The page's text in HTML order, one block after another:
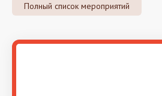
Полный список мероприятий